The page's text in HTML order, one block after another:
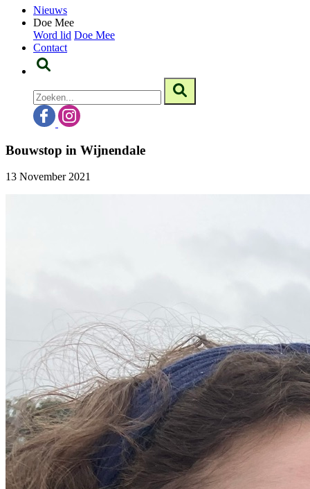
Nieuws
Doe Mee
Word lid Doe Mee
Contact
Bouwstop in Wijnendale
13 November 2021